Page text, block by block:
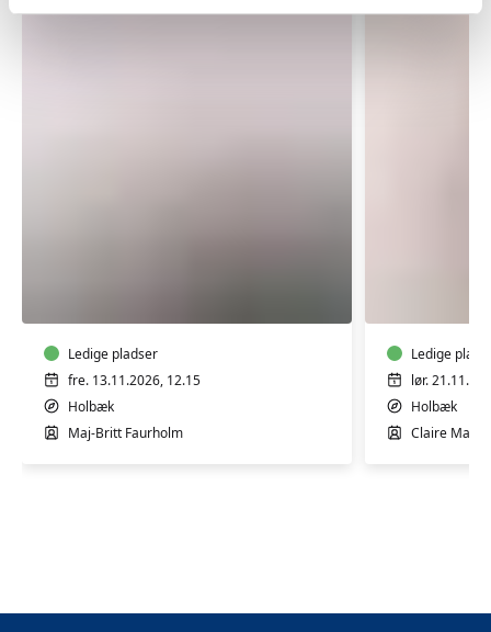
Ledige pladser
fre. 13.11.2026, 12.15
Holbæk
Maj-Britt Faurholm
Ledige
lør.
Holbæk
Claire Maria